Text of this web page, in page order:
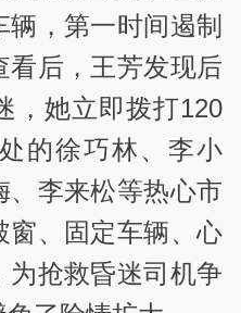
，第一时间遏制
看后，王芳发现后
，她立即拨打120
的徐巧林、李小
、李来松等热心市
窗、固定车辆、心
为抢救昏迷司机争